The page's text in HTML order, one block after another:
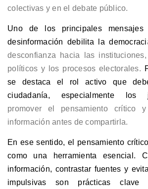
colectivas y en el debate público.
Uno de los principales mensajes
desinformación debilita la democraci
desconfianza hacia las
políticos y los procesos electorales.
se destaca el rol activo que
ciudadanía, especialmente los
promover el pensamiento crítico
información antes de compartirla.
En ese sentido, el pensamiento
como una herramienta esencial.
información, contrastar fuentes y
impulsivas son prácticas clave